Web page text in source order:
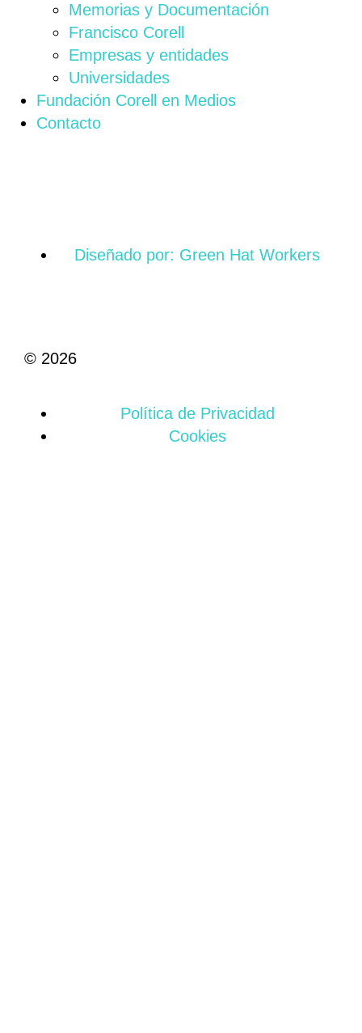
Memorias y Documentación
Francisco Corell
Empresas y entidades
Universidades
Fundación Corell en Medios
Contacto
© 2026
Política de Privacidad
Cookies
Diseñado por: Green Hat Workers